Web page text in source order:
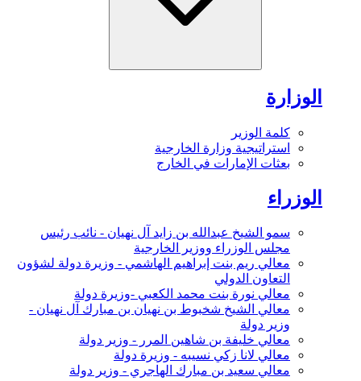
الوزارة
كلمة الوزير
استراتيجية وزارة الخارجية
بعثات الإمارات في الخارج
الوزراء
سمو الشيخ عبدالله بن زايد آل نهيان - نائب رئيس
مجلس الوزراء ووزير الخارجية
معالي ريم بنت إبراهيم الهاشمي - وزيرة دولة لشؤون
التعاون الدولي
معالي نورة بنت محمد الكعبي -وزيرة دولة
معالي الشيخ شخبوط بن نهيان بن مبارك آل نهيان -
وزير دولة
معالي خليفة بن شاهين المرر - وزير دولة
معالي لانا زكي نسيبه - وزيرة دولة
معالي سعيد بن مبارك الهاجري - وزير دولة